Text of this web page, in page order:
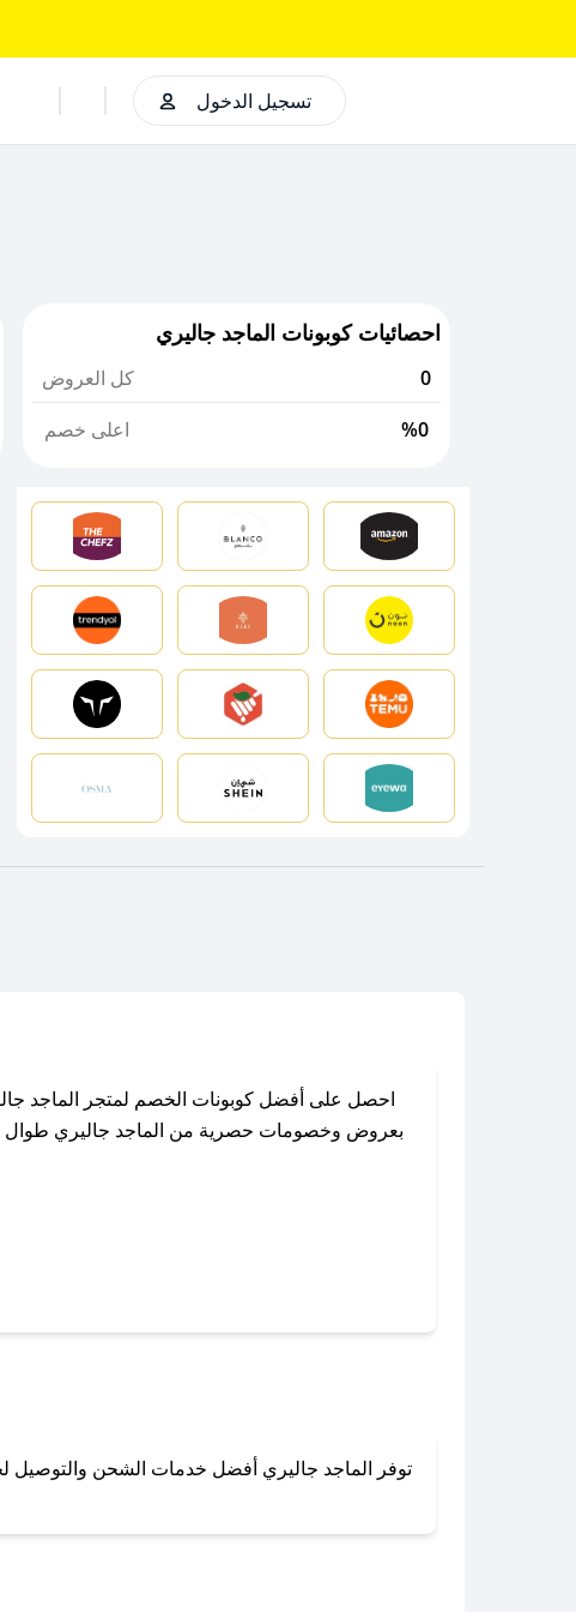
تسجيل الدخول
احصائيات كوبونات الماجد جاليري
كل العروض
0
اعلى خصم
%0
احصل على أفضل كوبونات الخصم لمتجر الماجد
بعروض وخصومات حصرية من الماجد جاليري طوال
باستخدام تطبيق صحصح، يمكنك العثور بسهولة
لا تقلق! يمكنك التواصل
توفر الماجد جاليري أفضل خدمات الشحن والتوصيل